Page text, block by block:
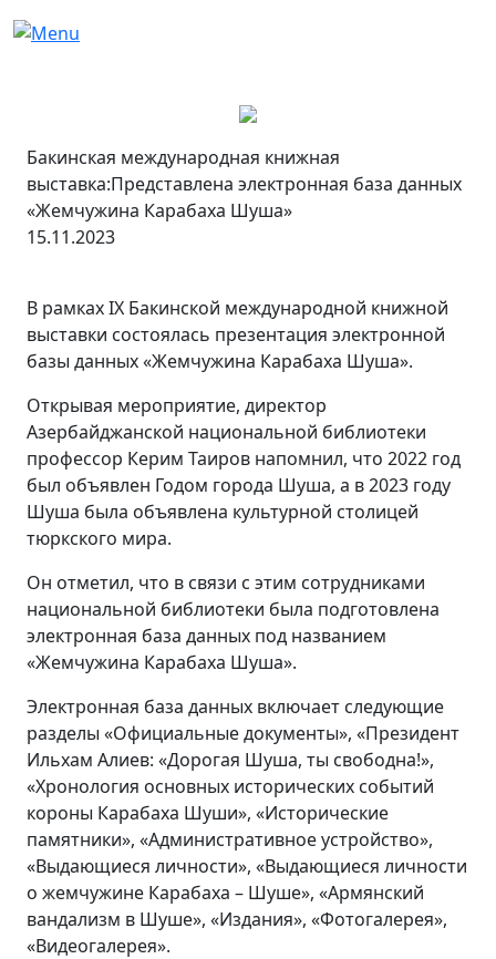
Бакинская международная книжная
выставка:Представлена электронная база данных
«Жемчужина Карабаха Шуша»
15.11.2023
В рамках IX Бакинской международной книжной
выставки состоялась презентация электронной
базы данных «Жемчужина Карабаха Шуша».
Открывая мероприятие, директор
Азербайджанской национальной библиотеки
профессор Керим Таиров напомнил, что 2022 год
был объявлен Годом города Шуша, а в 2023 году
Шуша была объявлена культурной столицей
тюркского мира.
Он отметил, что в связи с этим сотрудниками
национальной библиотеки была подготовлена
электронная база данных под названием
«Жемчужина Карабаха Шуша».
Электронная база данных включает следующие
разделы «Официальные документы», «Президент
Ильхам Алиев: «Дорогая Шуша, ты свободна!»,
«Хронология основных исторических событий
короны Карабаха Шуши», «Исторические
памятники», «Административное устройство»,
«Выдающиеся личности», «Выдающиеся личности
о жемчужине Карабаха – Шуше», «Армянский
вандализм в Шуше», «Издания», «Фотогалерея»,
«Видеогалерея».